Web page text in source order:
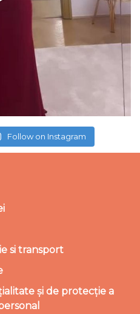
Follow on Instagram
si transport
și de protecție a